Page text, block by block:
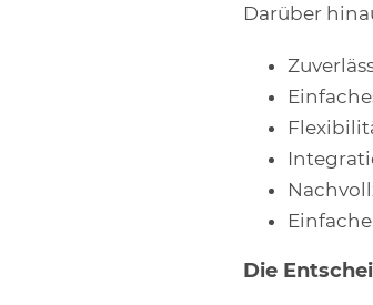
Darüber
Die